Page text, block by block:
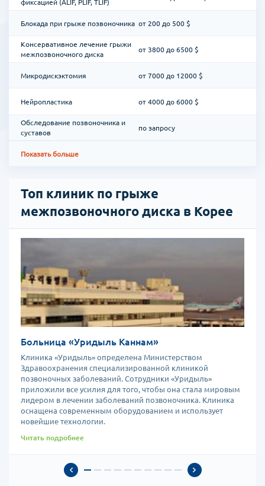
фиксацией (ALIF, PLIF, TLIF)
Блокада при грыже позвоночника от 200 до 500 $
Консервативное лечение грыжи
межпозвоночного диска
от 3800 до 6500 $
Микродискэктомия от 7000 до 12000 $
Нейропластика от 4000 до 6000 $
Обследование позвоночника и
суставов
по запросу
Показать больше
Топ клиник по грыже
межпозвоночного диска в Корее
Больница «Уридыль Каннам»
Клиника «Уридыль» определена Министерством
Здравоохранения специализированной клиникой
позвоночных заболеваний. Сотрудники «Уридыль»
приложили все усилия для того, чтобы она стала мировым
лидером в лечении заболеваний позвоночника. Клиника
оснащена современным оборудованием и использует
новейшие технологии.
Читать подробнее